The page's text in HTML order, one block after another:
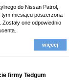
do Nissan Patrol,
tym miesiącu poszerzona
one odpowiednio
więcej
firmy Tedgum